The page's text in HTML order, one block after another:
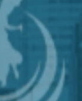
en
PASAJERO A
TOURISM